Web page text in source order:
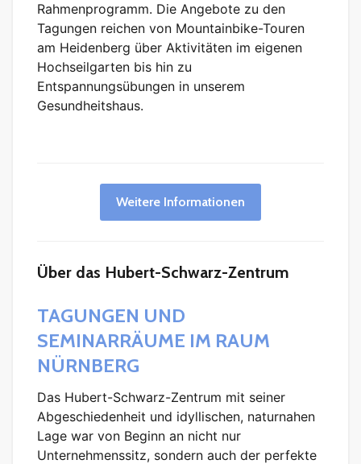
Rahmenprogramm. Die Angebote zu den
Tagungen reichen von Mountainbike-Touren
am Heidenberg über Aktivitäten im eigenen
Hochseilgarten bis hin zu
Entspannungsübungen in unserem
Gesundheitshaus.
Weitere Informationen
Über das Hubert-Schwarz-Zentrum
TAGUNGEN UND
SEMINARRÄUME IM RAUM
NÜRNBERG
Das Hubert-Schwarz-Zentrum mit seiner
Abgeschiedenheit und idyllischen, naturnahen
Lage war von Beginn an nicht nur
Unternehmenssitz, sondern auch der perfekte